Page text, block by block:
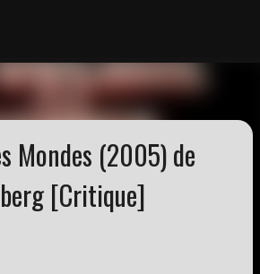
Mondes (2005) de
[Critique]